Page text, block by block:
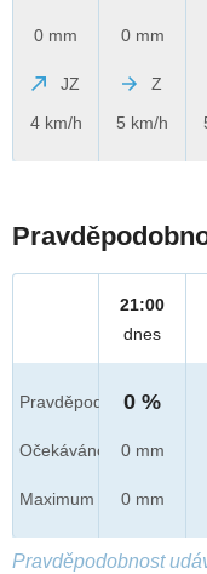
0 mm
JZ
4 km/h
0 mm
Z
5 km/h
Pravděpod.
Očekáváno
Maximum
21:00
dnes
0 %
0 mm
0 mm
Pravděpodobnost